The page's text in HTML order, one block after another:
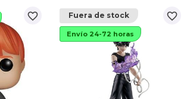
favorite_border favorite_border
Fuera de stock
Envío 24-72 horas